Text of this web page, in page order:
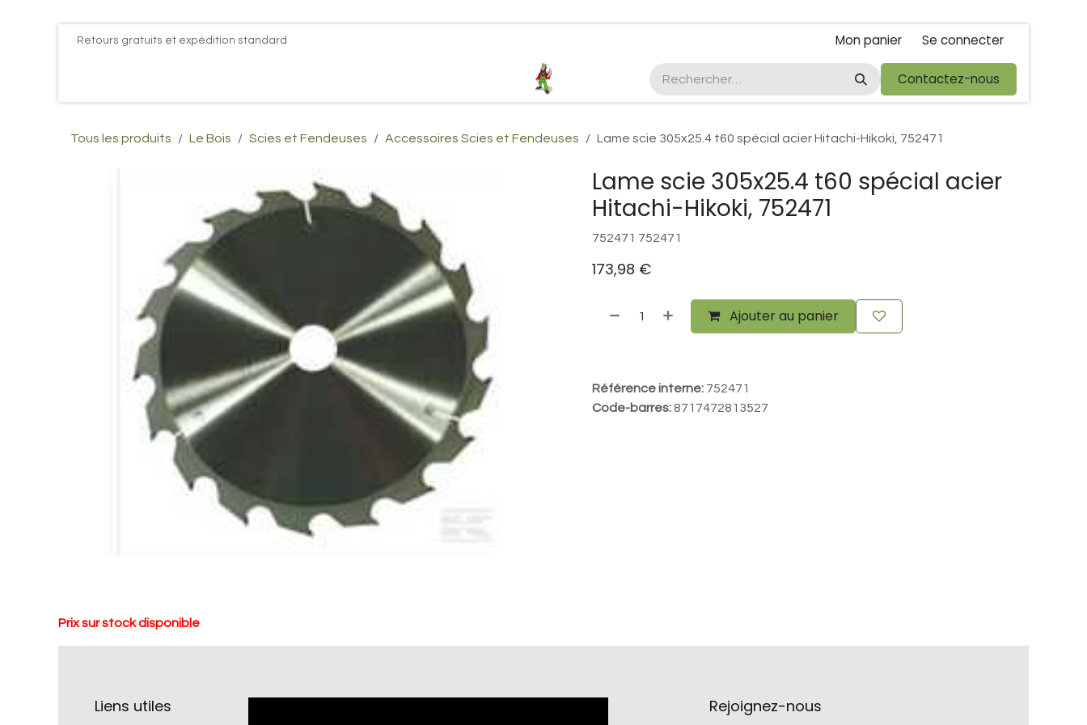
Se rendre au contenuRetours gratuits et expédition standard Mon panier Se connecter
Plus d'infos Kubota 38cv EGO Kubota foire de libramont Droit de rétractations
Contactez-nous
Tous les produits Le Bois Scies et Fendeuses Accessoires Scies et Fendeuses Lame scie 305x25.4 t60 spécial acier Hitachi-Hikoki, 752471
Lame scie 305x25.4 t60 spécial acier
Hitachi-Hikoki, 752471
752471 752471
173,98 €
Ajouter au panier
Référence interne: 752471
Code-barres: 8717472813527
Prix sur stock disponible
Liens utiles Rejoignez-nous